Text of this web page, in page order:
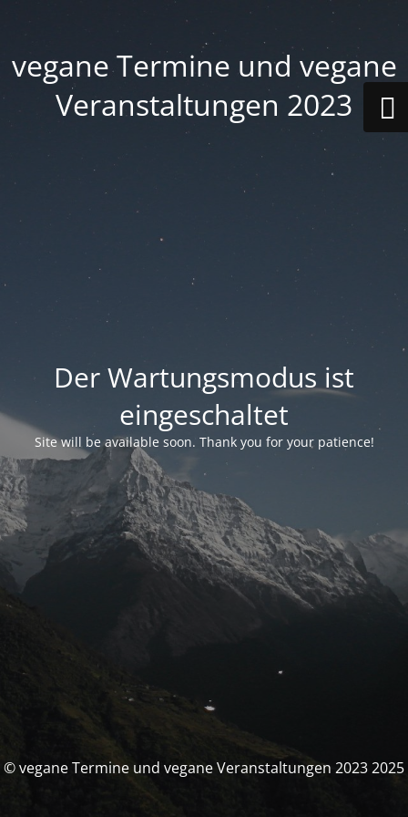
vegane Termine und vegane
Veranstaltungen 2023
Der Wartungsmodus ist
eingeschaltet
Site will be available soon. Thank you for your patience!
© vegane Termine und vegane Veranstaltungen 2023 2025